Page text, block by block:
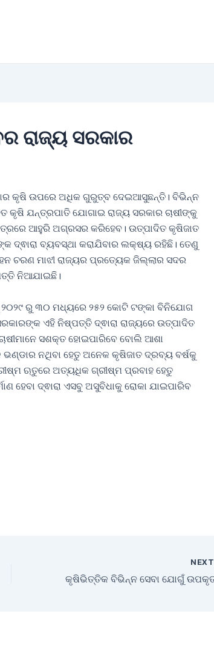
ରାଜ୍ୟ ସରକାର
କୃଷି ଉପରେ ଅଧିକ ଗୁରୁତ୍ବ ଦେଇଆସୁଛନ୍ତି। ବିଭିନ୍ନ
କୃଷି ଯନ୍ତ୍ରପାତି ଯୋଗାଇ ରାଜ୍ୟ ସରକାର ଚାଷୀଙ୍କୁ
ଆହୁରି ଅଗ୍ରସର କରିହେବ। ଉତ୍ପାଦିତ କୃଷିଜାତ
ବ୍ୟବସ୍ଥା କରାଯିବାର ଲକ୍ଷ୍ୟ ରହିଛି। ତେଣୁ
ଚରଣ ମାଝୀ ରାଜ୍ୟର ପ୍ରତ୍ୟେକ ଜିଲ୍ଲାର ସଦର
ନିଆଯାଇଛି।
୨୦୨୯ ରୁ ୩୦ ମଧ୍ୟରେ ୨୫୨ କୋଟି ଟଙ୍କା ବିନିଯୋଗ
ଏହି ନିଷ୍ପତ୍ତି ଦ୍ଵାରା ରାଜ୍ୟରେ ଉତ୍ପାଦିତ
ସଶକ୍ତ ହୋଇପାରିବେ ବୋଲି ଆଶା
ଭଣ୍ଡାର ନଥିବା ହେତୁ ଅନେକ କୃଷିଜାତ ଦ୍ରବ୍ୟ ବର୍ଷକୁ
ଋତୁରେ ଅତ୍ୟଧିକ ଗ୍ରୀଷ୍ମ ପ୍ରବାହ ହେତୁ
ହେବା ଦ୍ଵାରା ଏସବୁ ଅସୁବିଧାକୁ ରୋକା ଯାଇପାରିବ
NEXT